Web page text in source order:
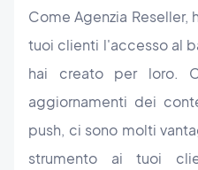
Come Agenzia Reseller,
tuoi clienti l'accesso al
hai creato per loro.
aggiornamenti dei
push, ci sono molti
strumento ai tuoi